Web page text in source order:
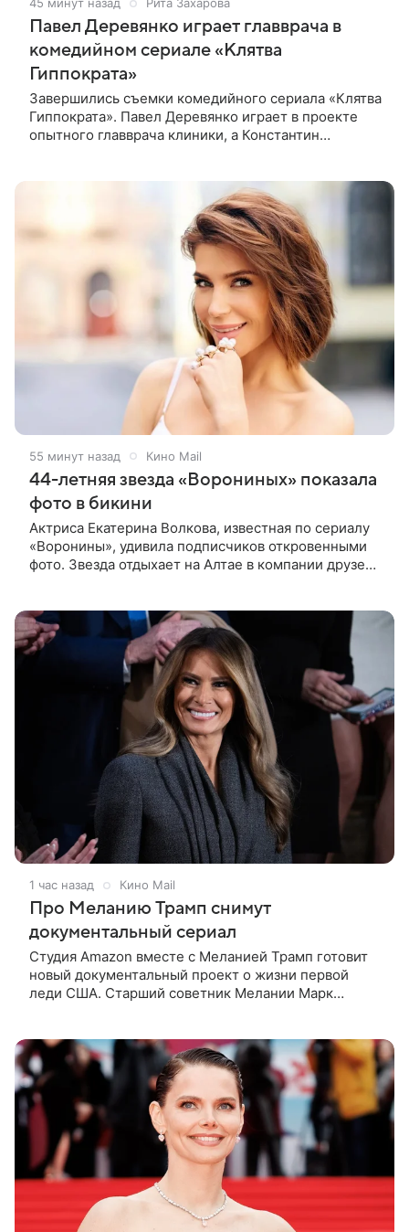
45 минут назад Рита Захарова
Павел Деревянко играет главврача в
комедийном сериале «Клятва
Гиппократа»
Завершились съемки комедийного сериала «Клятва
Гиппократа». Павел Деревянко играет в проекте
опытного главврача клиники, а Константин
55 минут назад Кино Mail
44-летняя звезда «Ворониных» показала
фото в бикини
Актриса Екатерина Волкова, известная по сериалу
«Воронины», удивила подписчиков откровенными
фото. Звезда отдыхает на Алтае в компании друзей
1 час назад Кино Mail
Про Меланию Трамп снимут
документальный сериал
Студия Amazon вместе с Меланией Трамп готовит
новый документальный проект о жизни первой
леди США. Старший советник Мелании Марк